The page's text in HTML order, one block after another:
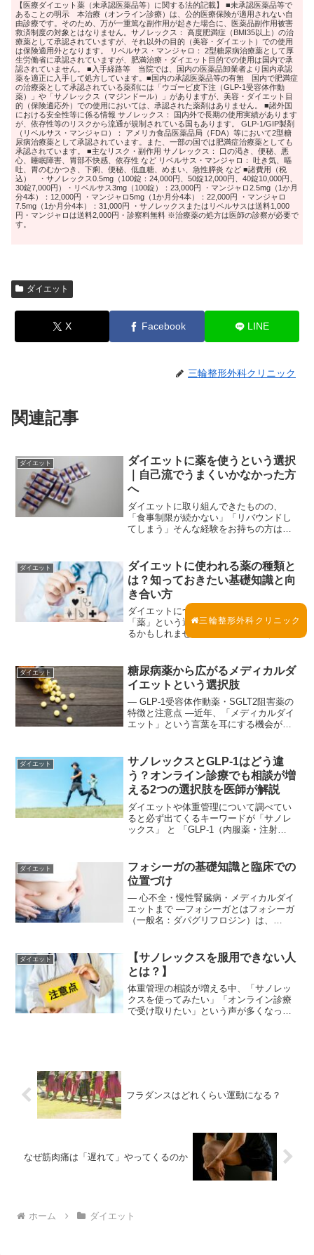
【医療ダイエット薬（未承認医薬品等）に関する法的記載】 ■未承認医薬品等で
あることの明示 本治療（オンライン診療）は、公的医療保険が適用されない自
由診療です。そのため、万が一重篤な副作用が起きた場合に、医薬品副作用被害
救済制度の対象とはなりません。サノレックス： 高度肥満症（BMI35以上）の治
療薬として承認されていますが、それ以外の目的（美容・ダイエット）での使用
は保険適用外となります。 リベルサス・マンジャロ： 2型糖尿病治療薬として厚
生労働省に承認されていますが、肥満治療・ダイエット目的での使用は国内で承
認されていません。 ■入手経路等 当院では、国内の医薬品卸業者より国内承認
薬を適正に入手して処方しています。■国内の承認医薬品等の有無 国内で肥満症
の治療薬として承認されている薬剤には「ウゴービ皮下注（GLP-1受容体作動
薬）」や「サノレックス（マジンドール）」がありますが、美容・ダイエット目
的（保険適応外）での使用においては、承認された薬剤はありません。 ■諸外国
における安全性等に係る情報 サノレックス： 国内外で長期の使用実績があります
が、依存性等のリスクから流通が規制されている国もあります。 GLP-1/GIP製剤
（リベルサス・マンジャロ）： アメリカ食品医薬品局（FDA）等において2型糖
尿病治療薬として承認されています。また、一部の国では肥満症治療薬としても
承認されています。 ■主なリスク・副作用 サノレックス： 口の渇き、便秘、悪
心、睡眠障害、胃部不快感、依存性 など リベルサス・マンジャロ： 吐き気、嘔
吐、胃のむかつき、下痢、便秘、低血糖、めまい、急性膵炎 など ■諸費用（税
込） ・サノレックス0.5mg（100錠：24,000円、50錠12,000円、40錠10,000円、
30錠7,000円）・リベルサス3mg（100錠）：23,000円 ・マンジャロ2.5mg（1か月
分4本）：12,000円 ・マンジャロ5mg（1か月分4本）：22,000円 ・マンジャロ
7.5mg（1か月分4本）：31,000円 ・サノレックスまたはリベルサスは送料1,000
円・マンジャロは送料2,000円・診察料無料 ※治療薬の処方は医師の診察が必要で
す。
ダイエット
X Facebook LINE
三輪整形外科クリニック
関連記事
ダイエット
ダイエットに薬を使うという選択
｜自己流でうまくいかなかった方
へ
ダイエットに取り組んできたものの、
「食事制限が続かない」「リバウンドし
てしまう」そんな経験をお持ちの方は少
というイメージが強いかもしれません。
一方で近年は、医師に相談し...
ダイエット
ダイエットに使われる薬の種類と
は？知っておきたい基礎知識と向
き合い方
ダイエットについて調べていると、
「薬」という選択肢に目が向くことがあ
るかもしれません。食事や運動だけでは
「ダイエットの薬にはどんな種類がある
の？」「安全なのか不安」「自分...
ダイエット
糖尿病薬から広がるメディカルダ
イエットという選択肢
― GLP-1受容体作動薬・SGLT2阻害薬の
特徴と注意点 ―近年、「メディカルダイ
エット」という言葉を耳にする機会が増
謝改善を目指すアプローチを指します。
その中心的な...
ダイエット
サノレックスとGLP-1はどう違
う？オンライン診療でも相談が増
える2つの選択肢を医師が解説
ダイエットや体重管理について調べてい
ると必ず出てくるキーワードが「サノレ
ックス」 と 「GLP-1（内服薬・注射
談件数が増え続けている領域です。しか
し、その一方で「サノ...
ダイエット
フォシーガの基礎知識と臨床での
位置づけ
― 心不全・慢性腎臓病・メディカルダイ
エットまで ―フォシーガとはフォシーガ
（一般名：ダパグリフロジン）は、
した。その後の研究により、心不全や慢
性腎臓病など複数の疾...
ダイエット
【サノレックスを服用できない人
とは？】
体重管理の相談が増える中、「サノレッ
クスを使ってみたい」「オンライン診療
で受け取りたい」という声が多くなって
フラダンスはどれくらい運動になる？
なぜ筋肉痛は「遅れて」やってくるのか
ホーム ダイエット
三輪整形外科クリニック